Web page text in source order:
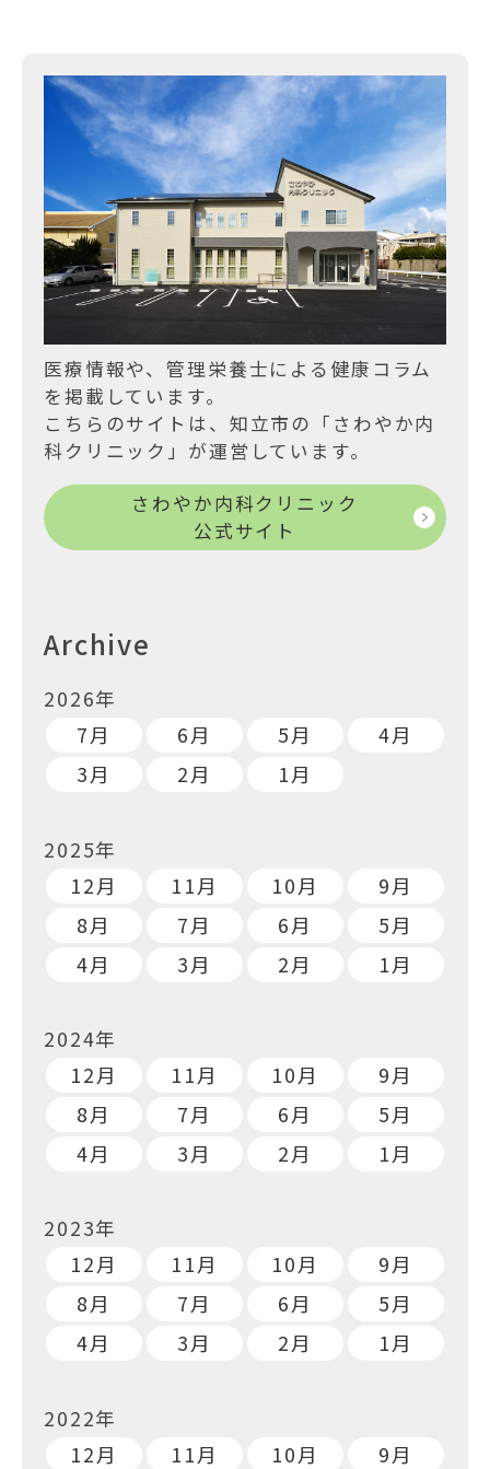
医療情報や、管理栄養士による健康コラム
を掲載しています。
こちらのサイトは、知立市の「さわやか内
科クリニック」が運営しています。
さわやか内科クリニック
公式サイト
Archive
2026年
7月
6月 5月
4月
3月
2月 1月
2025年
12月
11月 10月
9月
8月
7月 6月
5月
4月
3月 2月 1月
2024年
12月
11月 10月
9月
8月
7月 6月
5月
4月
3月 2月 1月
2023年
12月
11月 10月
9月
8月
7月 6月
5月
4月
3月 2月 1月
2022年
12月
11月 10月
9月